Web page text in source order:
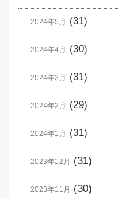
2024年5月 (31)
2024年4月 (30)
2024年3月 (31)
2024年2月 (29)
2024年1月 (31)
2023年12月 (31)
2023年11月 (30)